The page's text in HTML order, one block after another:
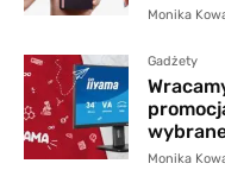
Monika
Gadżety
Monika